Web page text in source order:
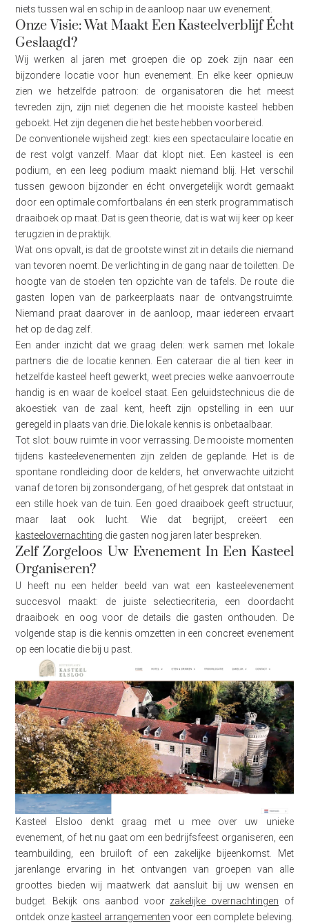
niets tussen wal en schip in de aanloop naar uw evenement.
Onze Visie: Wat Maakt Een Kasteelverblijf Écht
Geslaagd?
Wij werken al jaren met groepen die op zoek zijn naar een
bijzondere locatie voor hun evenement. En elke keer opnieuw
zien we hetzelfde patroon: de organisatoren die het meest
tevreden zijn, zijn niet degenen die het mooiste kasteel hebben
geboekt. Het zijn degenen die het beste hebben voorbereid.
De conventionele wijsheid zegt: kies een spectaculaire locatie en
de rest volgt vanzelf. Maar dat klopt niet. Een kasteel is een
podium, en een leeg podium maakt niemand blij. Het verschil
tussen gewoon bijzonder en écht onvergetelijk wordt gemaakt
door een optimale comfortbalans én een sterk programmatisch
draaiboek op maat. Dat is geen theorie, dat is wat wij keer op keer
terugzien in de praktijk.
Wat ons opvalt, is dat de grootste winst zit in details die niemand
van tevoren noemt. De verlichting in de gang naar de toiletten. De
hoogte van de stoelen ten opzichte van de tafels. De route die
gasten lopen van de parkeerplaats naar de ontvangstruimte.
Niemand praat daarover in de aanloop, maar iedereen ervaart
het op de dag zelf.
Een ander inzicht dat we graag delen: werk samen met lokale
partners die de locatie kennen. Een cateraar die al tien keer in
hetzelfde kasteel heeft gewerkt, weet precies welke aanvoerroute
handig is en waar de koelcel staat. Een geluidstechnicus die de
akoestiek van de zaal kent, heeft zijn opstelling in een uur
geregeld in plaats van drie. Die lokale kennis is onbetaalbaar.
Tot slot: bouw ruimte in voor verrassing. De mooiste momenten
tijdens kasteelevenementen zijn zelden de geplande. Het is de
spontane rondleiding door de kelders, het onverwachte uitzicht
vanaf de toren bij zonsondergang, of het gesprek dat ontstaat in
een stille hoek van de tuin. Een goed draaiboek geeft structuur,
maar laat ook lucht. Wie dat begrijpt, creëert een
kasteelovernachting die gasten nog jaren later bespreken.
Zelf Zorgeloos Uw Evenement In Een Kasteel
Organiseren?
U heeft nu een helder beeld van wat een kasteelevenement
succesvol maakt: de juiste selectiecriteria, een doordacht
draaiboek en oog voor de details die gasten onthouden. De
volgende stap is die kennis omzetten in een concreet evenement
op een locatie die bij u past.
Kasteel Elsloo denkt graag met u mee over uw unieke
evenement, of het nu gaat om een bedrijfsfeest organiseren, een
teambuilding, een bruiloft of een zakelijke bijeenkomst. Met
jarenlange ervaring in het ontvangen van groepen van alle
groottes bieden wij maatwerk dat aansluit bij uw wensen en
budget. Bekijk ons aanbod voor zakelijke overnachtingen of
ontdek onze kasteel arrangementen voor een complete beleving.